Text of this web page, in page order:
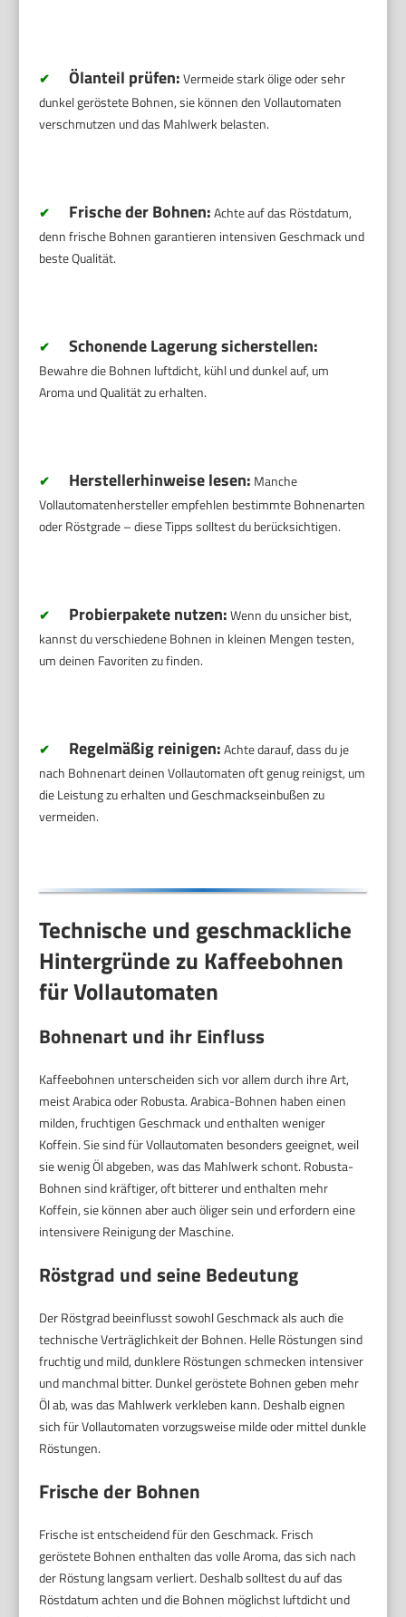
✔ Ölanteil prüfen:Vermeide stark ölige oder sehr
dunkel geröstete Bohnen, sie können den Vollautomaten
verschmutzen und das Mahlwerk belasten.
✔ Frische der Bohnen:Achte auf das Röstdatum,
denn frische Bohnen garantieren intensiven Geschmack und
beste Qualität.
✔ Schonende Lagerung sicherstellen:
Bewahre die Bohnen luftdicht, kühl und dunkel auf, um
Aroma und Qualität zu erhalten.
✔ Herstellerhinweise lesen: Manche
Vollautomatenhersteller empfehlen bestimmte Bohnenarten
oder Röstgrade – diese Tipps solltest du berücksichtigen.
✔ Probierpakete nutzen:Wenn du unsicher bist,
kannst du verschiedene Bohnen in kleinen Mengen testen,
um deinen Favoriten zu finden.
✔ Regelmäßig reinigen:Achte darauf, dass du je
nach Bohnenart deinen Vollautomaten oft genug reinigst, um
die Leistung zu erhalten und Geschmackseinbußen zu
vermeiden.
Technische und geschmackliche
Hintergründe zu Kaffeebohnen
für Vollautomaten
Bohnenart und ihr Einfluss
Kaffeebohnen unterscheiden sich vor allem durch ihre Art,
meist Arabica oder Robusta. Arabica-Bohnen haben einen
milden, fruchtigen Geschmack und enthalten weniger
Koffein. Sie sind für Vollautomaten besonders geeignet, weil
sie wenig Öl abgeben, was das Mahlwerk schont. Robusta-
Bohnen sind kräftiger, oft bitterer und enthalten mehr
Koffein, sie können aber auch öliger sein und erfordern eine
intensivere Reinigung der Maschine.
Röstgrad und seine Bedeutung
Der Röstgrad beeinflusst sowohl Geschmack als auch die
technische Verträglichkeit der Bohnen. Helle Röstungen sind
fruchtig und mild, dunklere Röstungen schmecken intensiver
und manchmal bitter. Dunkel geröstete Bohnen geben mehr
Öl ab, was das Mahlwerk verkleben kann. Deshalb eignen
sich für Vollautomaten vorzugsweise milde oder mittel dunkle
Röstungen.
Frische der Bohnen
Frische ist entscheidend für den Geschmack. Frisch
geröstete Bohnen enthalten das volle Aroma, das sich nach
der Röstung langsam verliert. Deshalb solltest du auf das
Röstdatum achten und die Bohnen möglichst luftdicht und